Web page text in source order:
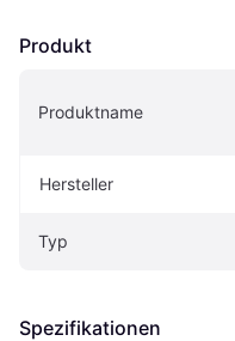
Produkt
Produktname
Hersteller
Typ
Spezifikationen